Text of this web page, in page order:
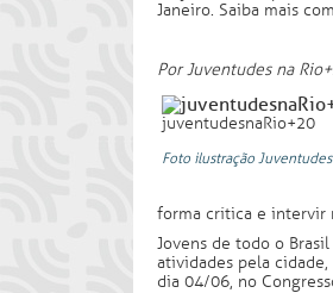
Janeiro. Saiba mais
Por Juventudes na
juventudesnaRio+20
Foto ilustração
forma crítica e intervir
Jovens de todo o
atividades pela
dia 04/06, no